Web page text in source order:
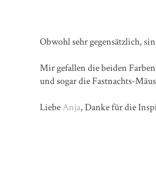
Obwohl sehr gegensätzlich,
Mir gefallen die beiden
und sogar die Fastnachts-
LiebeAnja, Danke für die